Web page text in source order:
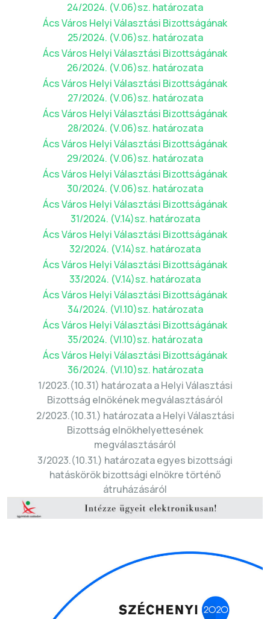
24/2024. (V.06)sz. határozata
Ács Város Helyi Választási Bizottságának
25/2024. (V.06)sz. határozata
Ács Város Helyi Választási Bizottságának
26/2024. (V.06)sz. határozata
Ács Város Helyi Választási Bizottságának
27/2024. (V.06)sz. határozata
Ács Város Helyi Választási Bizottságának
28/2024. (V.06)sz. határozata
Ács Város Helyi Választási Bizottságának
29/2024. (V.06)sz. határozata
Ács Város Helyi Választási Bizottságának
30/2024. (V.06)sz. határozata
Ács Város Helyi Választási Bizottságának
31/2024. (V.14)sz. határozata
Ács Város Helyi Választási Bizottságának
32/2024. (V.14)sz. határozata
Ács Város Helyi Választási Bizottságának
33/2024. (V.14)sz. határozata
Ács Város Helyi Választási Bizottságának
34/2024. (VI.10)sz. határozata
Ács Város Helyi Választási Bizottságának
35/2024. (VI.10)sz. határozata
Ács Város Helyi Választási Bizottságának
36/2024. (VI.10)sz. határozata
1/2023.(10.31) határozata a Helyi Választási
Bizottság elnökének megválasztásáról
2/2023.(10.31.) határozata a Helyi Választási
Bizottság elnökhelyettesének
megválasztásáról
3/2023.(10.31.) határozata egyes bizottsági
hatáskörök bizottsági elnökre történő
átruházásáról